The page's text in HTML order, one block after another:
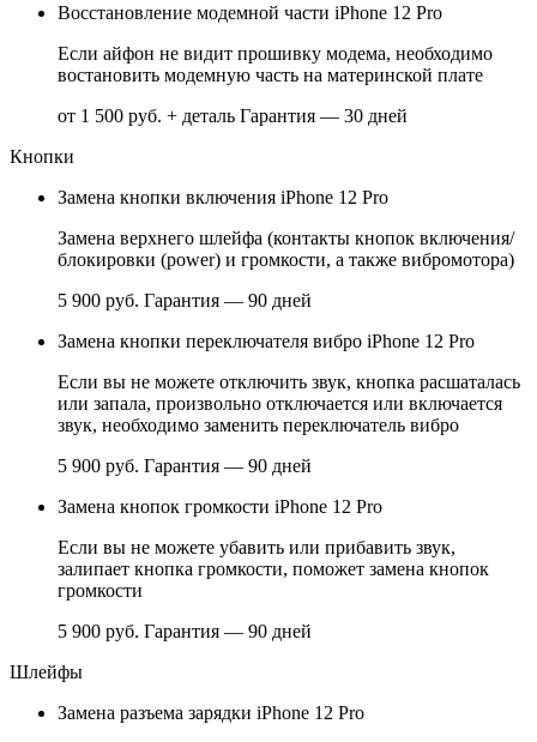
Восстановление модемной части iPhone 12 Pro
Если айфон не видит прошивку модема, необходимо
востановить модемную часть на материнской плате
от 1 500 руб. + деталь Гарантия — 30 дней
Кнопки
Замена кнопки включения iPhone 12 Pro
Замена верхнего шлейфа (контакты кнопок включения/
блокировки (power) и громкости, а также вибромотора)
5 900 руб. Гарантия — 90 дней
Замена кнопки переключателя вибро iPhone 12 Pro
Если вы не можете отключить звук, кнопка расшаталась
или запала, произвольно отключается или включается
звук, необходимо заменить переключатель вибро
5 900 руб. Гарантия — 90 дней
Замена кнопок громкости iPhone 12 Pro
Если вы не можете убавить или прибавить звук,
залипает кнопка громкости, поможет замена кнопок
громкости
5 900 руб. Гарантия — 90 дней
Шлейфы
Замена разъема зарядки iPhone 12 Pro